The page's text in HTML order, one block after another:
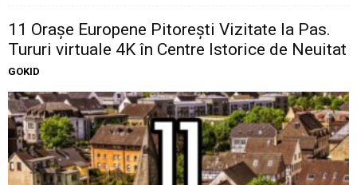
11 Oraşe Europene Pitoreşti Vizitate la Pas.
Tururi virtuale 4K în Centre Istorice de Neuitat
GOKID